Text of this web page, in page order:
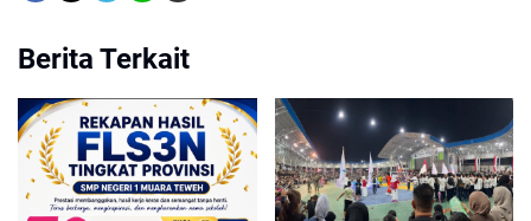
Berita Terkait